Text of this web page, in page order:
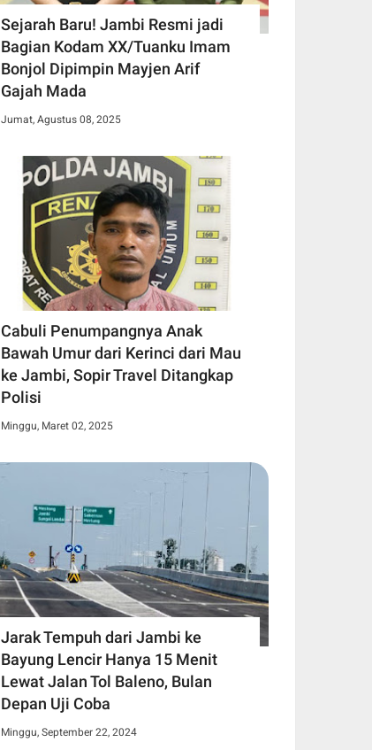
Sejarah Baru! Jambi Resmi jadi
Bagian Kodam XX/Tuanku Imam
Bonjol Dipimpin Mayjen Arif
Gajah Mada
Jumat, Agustus 08, 2025
Cabuli Penumpangnya Anak
Bawah Umur dari Kerinci dari Mau
ke Jambi, Sopir Travel Ditangkap
Polisi
Minggu, Maret 02, 2025
Jarak Tempuh dari Jambi ke
Bayung Lencir Hanya 15 Menit
Lewat Jalan Tol Baleno, Bulan
Depan Uji Coba
Minggu, September 22, 2024